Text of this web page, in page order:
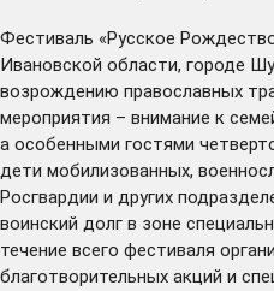
Фестиваль «Русское
Ивановской области, городе
возрождению православных
мероприятия – внимание к
а особенными гостями
дети мобилизованных,
Росгвардии и других
воинский долг в зоне
течение всего фестиваля
благотворительных акций и